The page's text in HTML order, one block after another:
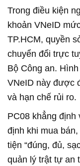
Trong điều kiện
khoản VNeID
TP.HCM, quyền
chuyển đổi trực
Bộ Công an.
VNeID này được
và hạn chế rủi ro.
PC08 khẳng định
định khi mua
tiện “đúng, đủ,
quản lý trật tự an